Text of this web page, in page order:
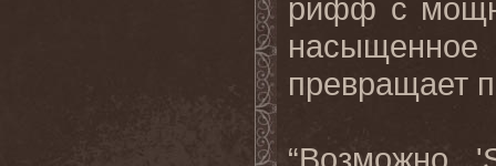
рифф с
превращает